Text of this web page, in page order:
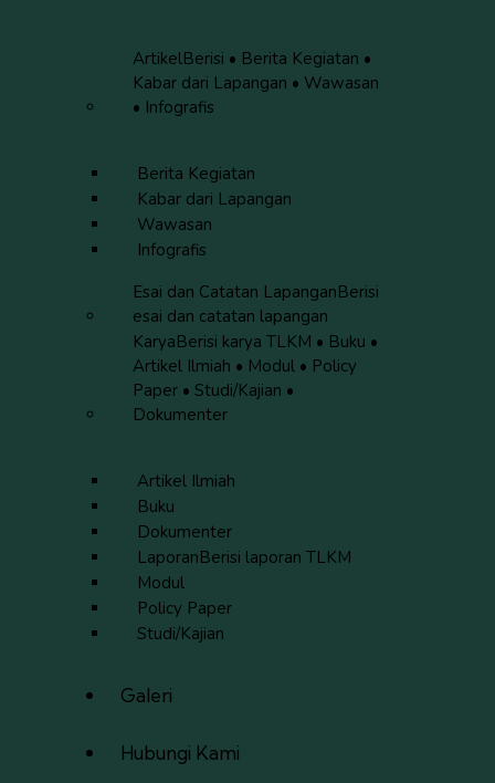
ArtikelBerisi • Berita Kegiatan •
Kabar dari Lapangan • Wawasan
• Infografis
Berita Kegiatan
Kabar dari Lapangan
Wawasan
Infografis
Esai dan Catatan LapanganBerisi
esai dan catatan lapangan
KaryaBerisi karya TLKM • Buku •
Artikel Ilmiah • Modul • Policy
Paper • Studi/Kajian •
Dokumenter
Artikel Ilmiah
Buku
Dokumenter
LaporanBerisi laporan TLKM
Modul
Policy Paper
Studi/Kajian
Galeri
Hubungi Kami